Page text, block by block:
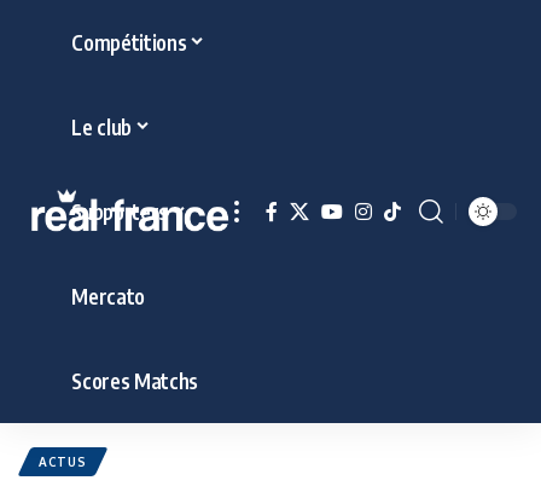
Compétitions
Le club
Supporters
Mercato
Scores Matchs
ACTUS